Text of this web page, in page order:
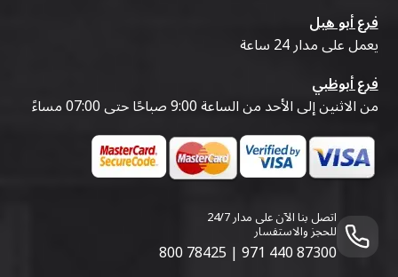
فرع أبو هيل
يعمل على مدار 24 ساعة
فرع أبوظبي
من الاثنين إلى الأحد من الساعة 9:00 صباحًا حتى 07:00 مساءً
اتصل بنا الآن على مدار 24/7
للحجز والاستفسار
800 78425 | 971 440 87300